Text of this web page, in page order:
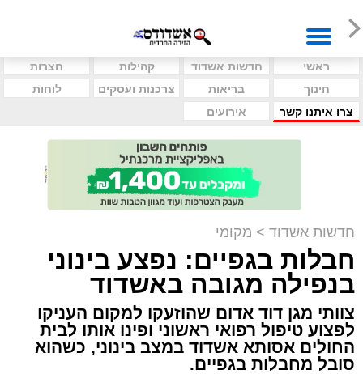
ראשי חדשות אשדוד קהילות
חצרות
חינוך
בריאות צרכנות ועסקים
לוחות
צרו איתנו קשר
אירועים
חדשות אשדוד > מקומי
חבלות בגפיים: נפצע בינוני
בנפילה מגובה באשדוד
צוותי מגן דוד אדום שהוזעקו למקום העניקו
לפצוע טיפול רפואי ראשוני ופינו אותו לבית
החולים אסותא אשדוד במצב בינוני, כשהוא
סובל מחבלות בגפיים.